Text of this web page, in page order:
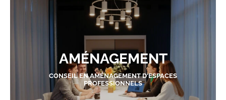
AMÉNAGEMENT
CONSEIL EN AMÉNAGEMENT D'ESPACES
PROFESSIONNELS